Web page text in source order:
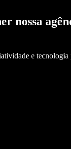
nossa
e tecnologia